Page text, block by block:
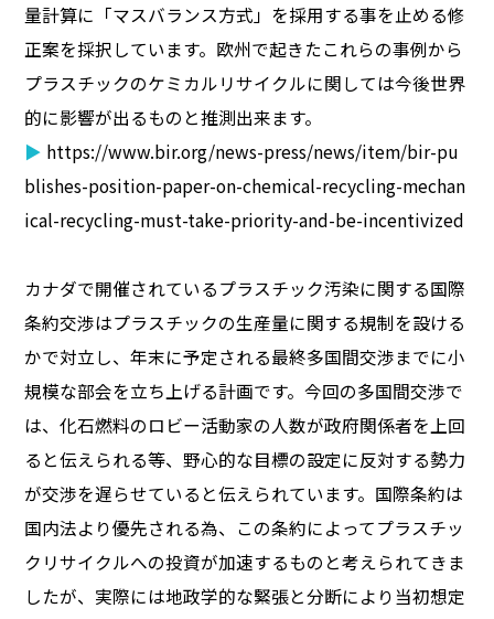
量計算に「マスバランス方式」を採用する事を止める修
正案を採択しています。欧州で起きたこれらの事例から
プラスチックのケミカルリサイクルに関しては今後世界
的に影響が出るものと推測出来ます。
▶ https://www.bir.org/news-press/news/item/bir-pu
blishes-position-paper-on-chemical-recycling-mechan
ical-recycling-must-take-priority-and-be-incentivized
カナダで開催されているプラスチック汚染に関する国際
条約交渉はプラスチックの生産量に関する規制を設ける
かで対立し、年末に予定される最終多国間交渉までに小
規模な部会を立ち上げる計画です。今回の多国間交渉で
は、化石燃料のロビー活動家の人数が政府関係者を上回
ると伝えられる等、野心的な目標の設定に反対する勢力
が交渉を遅らせていると伝えられています。国際条約は
国内法より優先される為、この条約によってプラスチッ
クリサイクルへの投資が加速するものと考えられてきま
したが、実際には地政学的な緊張と分断により当初想定